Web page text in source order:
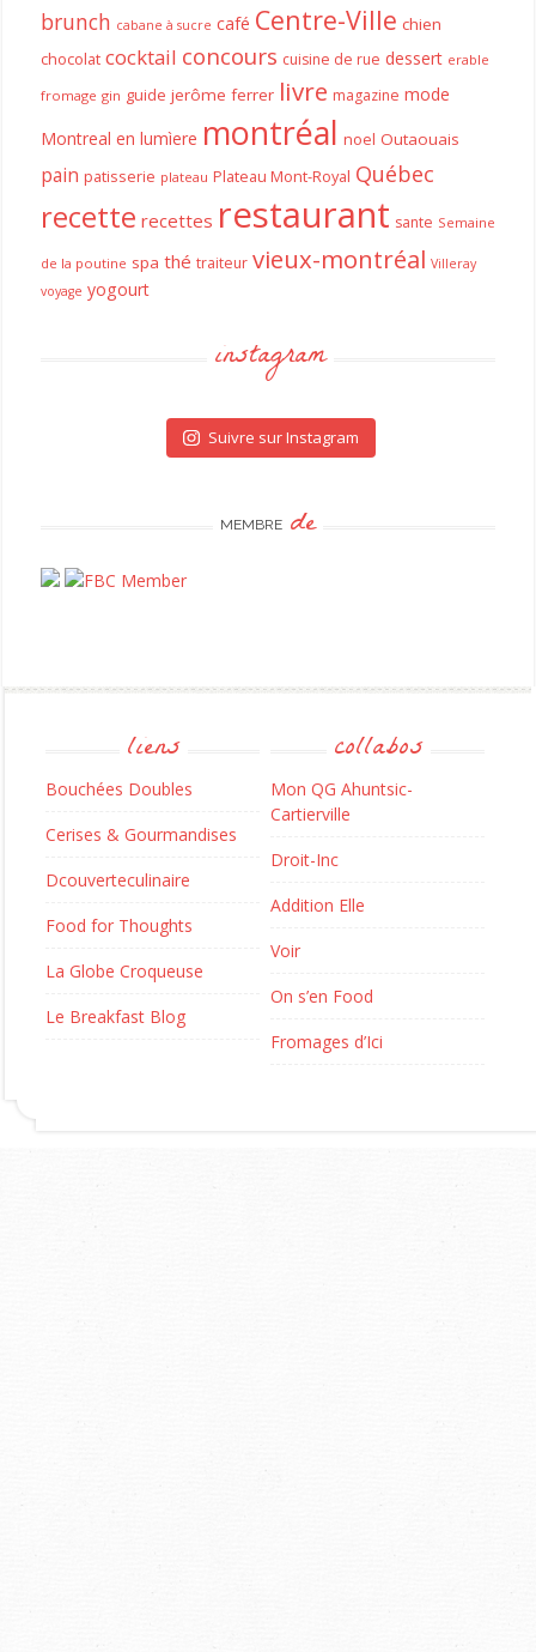
brunch cabane à sucre café Centre-Ville chien
chocolat cocktail concours cuisine de rue dessert erable
fromage gin guide jerôme ferrer livre magazine mode
Montreal en lumìere montréal noel Outaouais
pain patisserie plateau Plateau Mont-Royal Québec
recette recettes restaurant sante Semaine
de la poutine spa thé traiteur vieux-montréal Villeray
voyage yogourt
instagram
Suivre sur Instagram
MEMBRE de
liens
Bouchées Doubles
Cerises & Gourmandises
Dcouverteculinaire
Food for Thoughts
La Globe Croqueuse
Le Breakfast Blog
collabos
Mon QG Ahuntsic-
Cartierville
Droit-Inc
Addition Elle
Voir
On s’en Food
Fromages d’Ici